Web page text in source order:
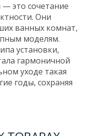
это сочетание
Они
ванных комнат,
моделям.
установки,
гармоничной
уходе такая
годы, сохраняя